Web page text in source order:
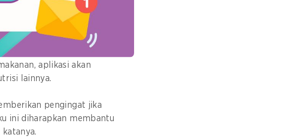
risiko penyakit tidak menular
aplikasi mengenali foto
aplikasi akan
lainnya.
pengingat jika
ini diharapkan membantu